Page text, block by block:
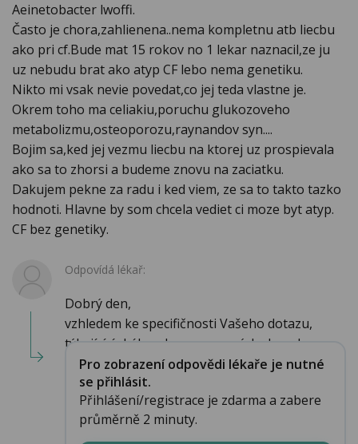
Aeinetobacter lwoffi.
Často je chora,zahlienena..nema kompletnu atb liecbu
ako pri cf.Bude mat 15 rokov no 1 lekar naznacil,ze ju
uz nebudu brat ako atyp CF lebo nema genetiku.
Nikto mi vsak nevie povedat,co jej teda vlastne je.
Okrem toho ma celiakiu,poruchu glukozoveho
metabolizmu,osteoporozu,raynandov syn....
Bojim sa,ked jej vezmu liecbu na ktorej uz prospievala
ako sa to zhorsi a budeme znovu na zaciatku.
Dakujem pekne za radu i ked viem, ze sa to takto tazko
hodnoti. Hlavne by som chcela vediet ci moze byt atyp.
CF bez genetiky.
Odpovídá lékař:
Dobrý den,
vzhledem ke specifičnosti Vašeho dotazu,
týkající úzkého oboru vrozených chorob...
Pro zobrazení odpovědi lékaře je nutné
se přihlásit.
Přihlášení/registrace je zdarma a zabere
průměrně 2 minuty.